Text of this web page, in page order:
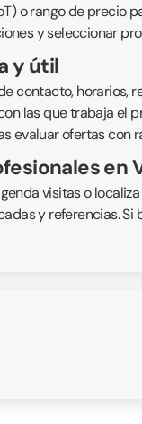
o rango de
y seleccionar
y útil
contacto, horarios,
las que trabaja el
evaluar ofertas con
en
visitas o
y referencias.